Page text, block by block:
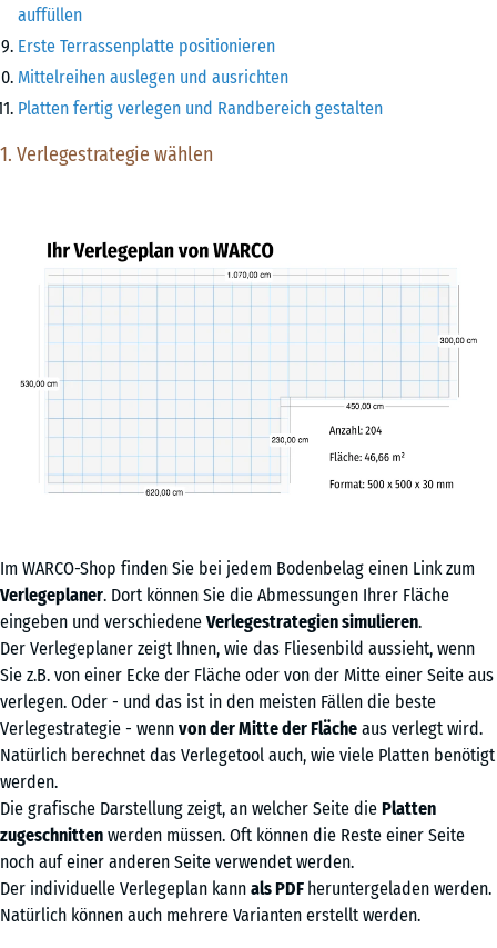
auffüllen
Erste Terrassenplatte positionieren
Mittelreihen auslegen und ausrichten
Platten fertig verlegen und Randbereich gestalten
1. Verlegestrategie wählen
Im WARCO-Shop finden Sie bei jedem Bodenbelag einen Link zum
Verlegeplaner. Dort können Sie die Abmessungen Ihrer Fläche
eingeben und verschiedene Verlegestrategien simulieren.
Der Verlegeplaner zeigt Ihnen, wie das Fliesenbild aussieht, wenn
Sie z.B. von einer Ecke der Fläche oder von der Mitte einer Seite aus
verlegen. Oder - und das ist in den meisten Fällen die beste
Verlegestrategie - wenn von der Mitte der Fläche aus verlegt wird.
Natürlich berechnet das Verlegetool auch, wie viele Platten benötigt
werden.
Die grafische Darstellung zeigt, an welcher Seite die Platten
zugeschnitten werden müssen. Oft können die Reste einer Seite
noch auf einer anderen Seite verwendet werden.
Der individuelle Verlegeplan kann als PDF heruntergeladen werden.
Natürlich können auch mehrere Varianten erstellt werden.